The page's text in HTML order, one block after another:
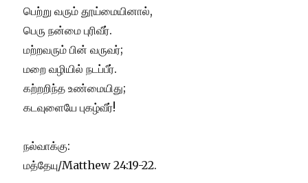
பெற்று வரும் தூய்மையினால்,
பெரு நன்மை புரிவீர்.
மற்றவரும் பின் வருவர்;
மறை வழியில் நடப்பீர்.
கற்றறிந்த உண்மையிது;
கடவுளையே புகழ்வீர்!
நல்வாக்கு:
மத்தேயு/Matthew 24:19-22.